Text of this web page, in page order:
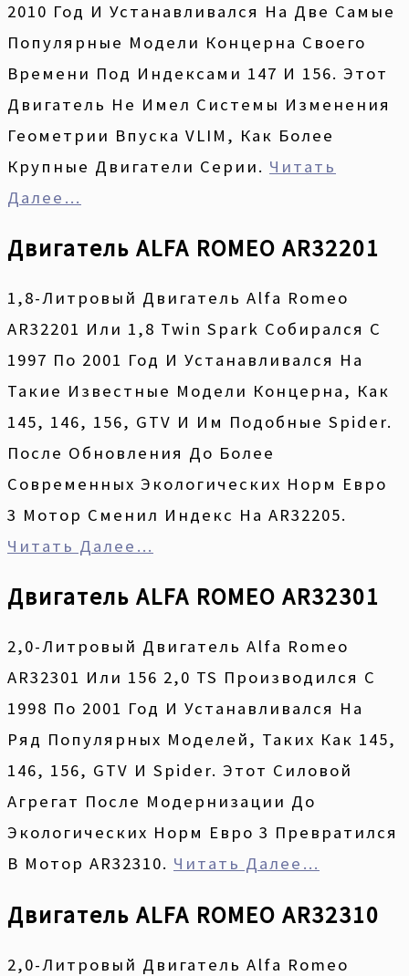
2010 Год И Устанавливался На Две Самые
Популярные Модели Концерна Своего
Времени Под Индексами 147 И 156. Этот
Двигатель Не Имел Системы Изменения
Геометрии Впуска VLIM, Как Более
Крупные Двигатели Серии. Читать
Далее…
Двигатель ALFA ROMEO AR32201
1,8-Литровый Двигатель Alfa Romeo
AR32201 Или 1,8 Twin Spark Собирался С
1997 По 2001 Год И Устанавливался На
Такие Известные Модели Концерна, Как
145, 146, 156, GTV И Им Подобные Spider.
После Обновления До Более
Современных Экологических Норм Евро
3 Мотор Сменил Индекс На AR32205.
Читать Далее…
Двигатель ALFA ROMEO AR32301
2,0-Литровый Двигатель Alfa Romeo
AR32301 Или 156 2,0 TS Производился С
1998 По 2001 Год И Устанавливался На
Ряд Популярных Моделей, Таких Как 145,
146, 156, GTV И Spider. Этот Силовой
Агрегат После Модернизации До
Экологических Норм Евро 3 Превратился
В Мотор AR32310. Читать Далее…
Двигатель ALFA ROMEO AR32310
2,0-Литровый Двигатель Alfa Romeo